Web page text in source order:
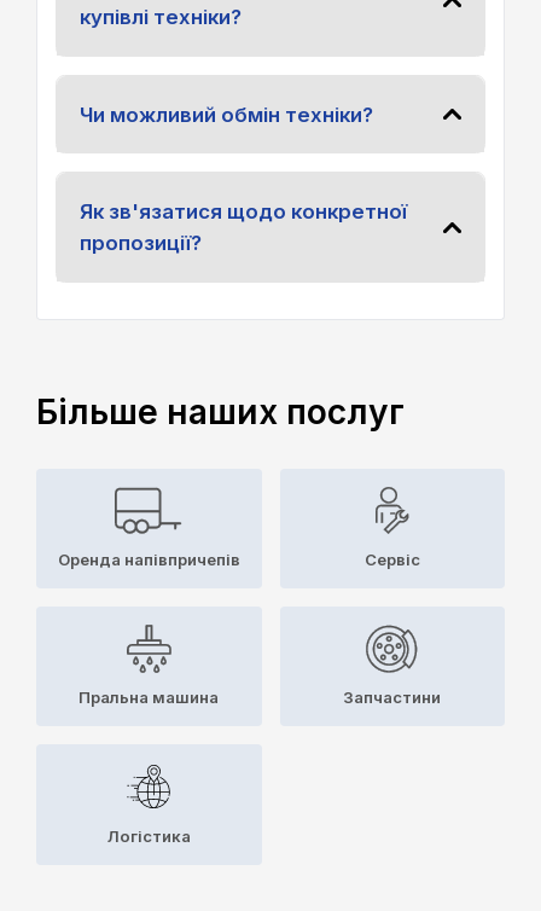
купівлі техніки?
Чи можливий обмін техніки?
Як зв'язатися щодо конкретної
пропозиції?
Більше наших послуг
Оренда напівпричепів Сервіс
Пральна машина Запчастини
Логістика